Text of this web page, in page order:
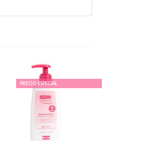
PRECIO ESPECIAL